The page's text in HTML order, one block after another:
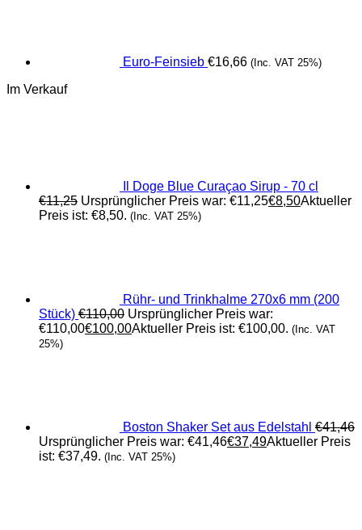
Euro-Feinsieb €16,66 (Inc. VAT 25%)
Im Verkauf
Il Doge Blue Curaçao Sirup - 70 cl
€11,25 Ursprünglicher Preis war: €11,25€8,50Aktueller
Preis ist: €8,50. (Inc. VAT 25%)
Rühr- und Trinkhalme 270x6 mm (200
Stück) €110,00 Ursprünglicher Preis war:
€110,00€100,00Aktueller Preis ist: €100,00. (Inc. VAT
25%)
Boston Shaker Set aus Edelstahl €41,46
Ursprünglicher Preis war: €41,46€37,49Aktueller Preis
ist: €37,49. (Inc. VAT 25%)